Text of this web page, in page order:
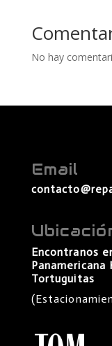
No hay
Email
Encontranos
Panamericana
Tortuguitas